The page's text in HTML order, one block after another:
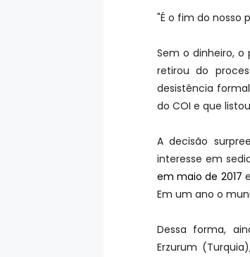
"É o fim do nosso
Sem o dinheiro,
retirou do
desistência
do COI e que
A decisão
interesse em
em maio de 2017
Em um ano o
Dessa forma,
Erzurum